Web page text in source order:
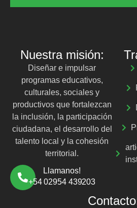
Nuestra misión:
Diseñar e impulsar
programas educativos,
culturales, sociales y
productivos que fortalezcan
la inclusión, la participación
ciudadana, el desarrollo del
talento local y la cohesión
territorial.
Llamanos!
+54 02954 439203